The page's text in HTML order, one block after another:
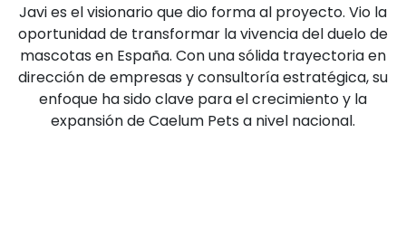
Javi es el visionario que dio forma al proyecto. Vio la
oportunidad de transformar la vivencia del duelo de
mascotas en España. Con una sólida trayectoria en
dirección de empresas y consultoría estratégica, su
enfoque ha sido clave para el crecimiento y la
expansión de Caelum Pets a nivel nacional.